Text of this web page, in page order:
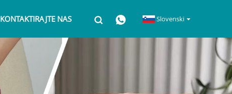
KONTAKTIRAJTE NAS Slovenski